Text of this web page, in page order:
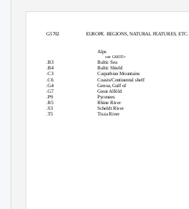
G5702 EUROPE. REGIONS, NATURAL FEATURES, ETC.
Alps
see G6035+
Baltic Sea
Baltic Shield
Carpathian Mountains
Coasts/Continental shelf
Genoa, Gulf of
Great Alföld
Pyrenees
Rhine River
Scheldt River
Tisza River
.B3
.B4
.C3
.C6
.G4
.G7
.P9
.R5
.S3
.T5